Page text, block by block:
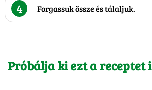
4 Forgassuk össze és tálaljuk.
Próbálja ki ezt a receptet